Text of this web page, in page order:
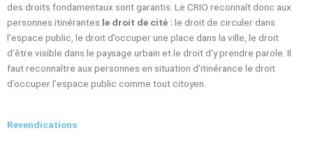
des droits fondamentaux sont garantis. Le CRIO reconnaît donc aux
personnes itinérantes le droit de cité : le droit de circuler dans
l’espace public, le droit d’occuper une place dans la ville, le droit
d’être visible dans le paysage urbain et le droit d’y prendre parole. Il
faut reconnaître aux personnes en situation d’itinérance le droit
d’occuper l’espace public comme tout citoyen.
Revendications